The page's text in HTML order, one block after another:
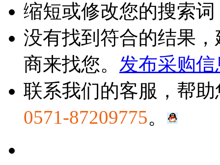
缩短或修改您的搜索
没有找到符合的结果
商来找您。 发布采购信
联系我们的客服，帮
0571-87209775。